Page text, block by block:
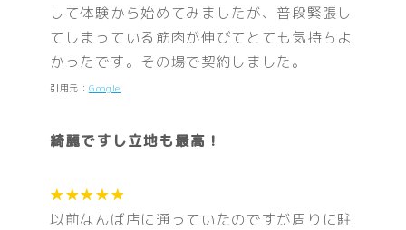
して体験から始めてみましたが、普段緊張し
てしまっている筋肉が伸びてとても気持ちよ
かったです。その場で契約しました。
引用元： Google
綺麗ですし立地も最高！
★★★★★
以前なんば店に通っていたのですが周りに駐